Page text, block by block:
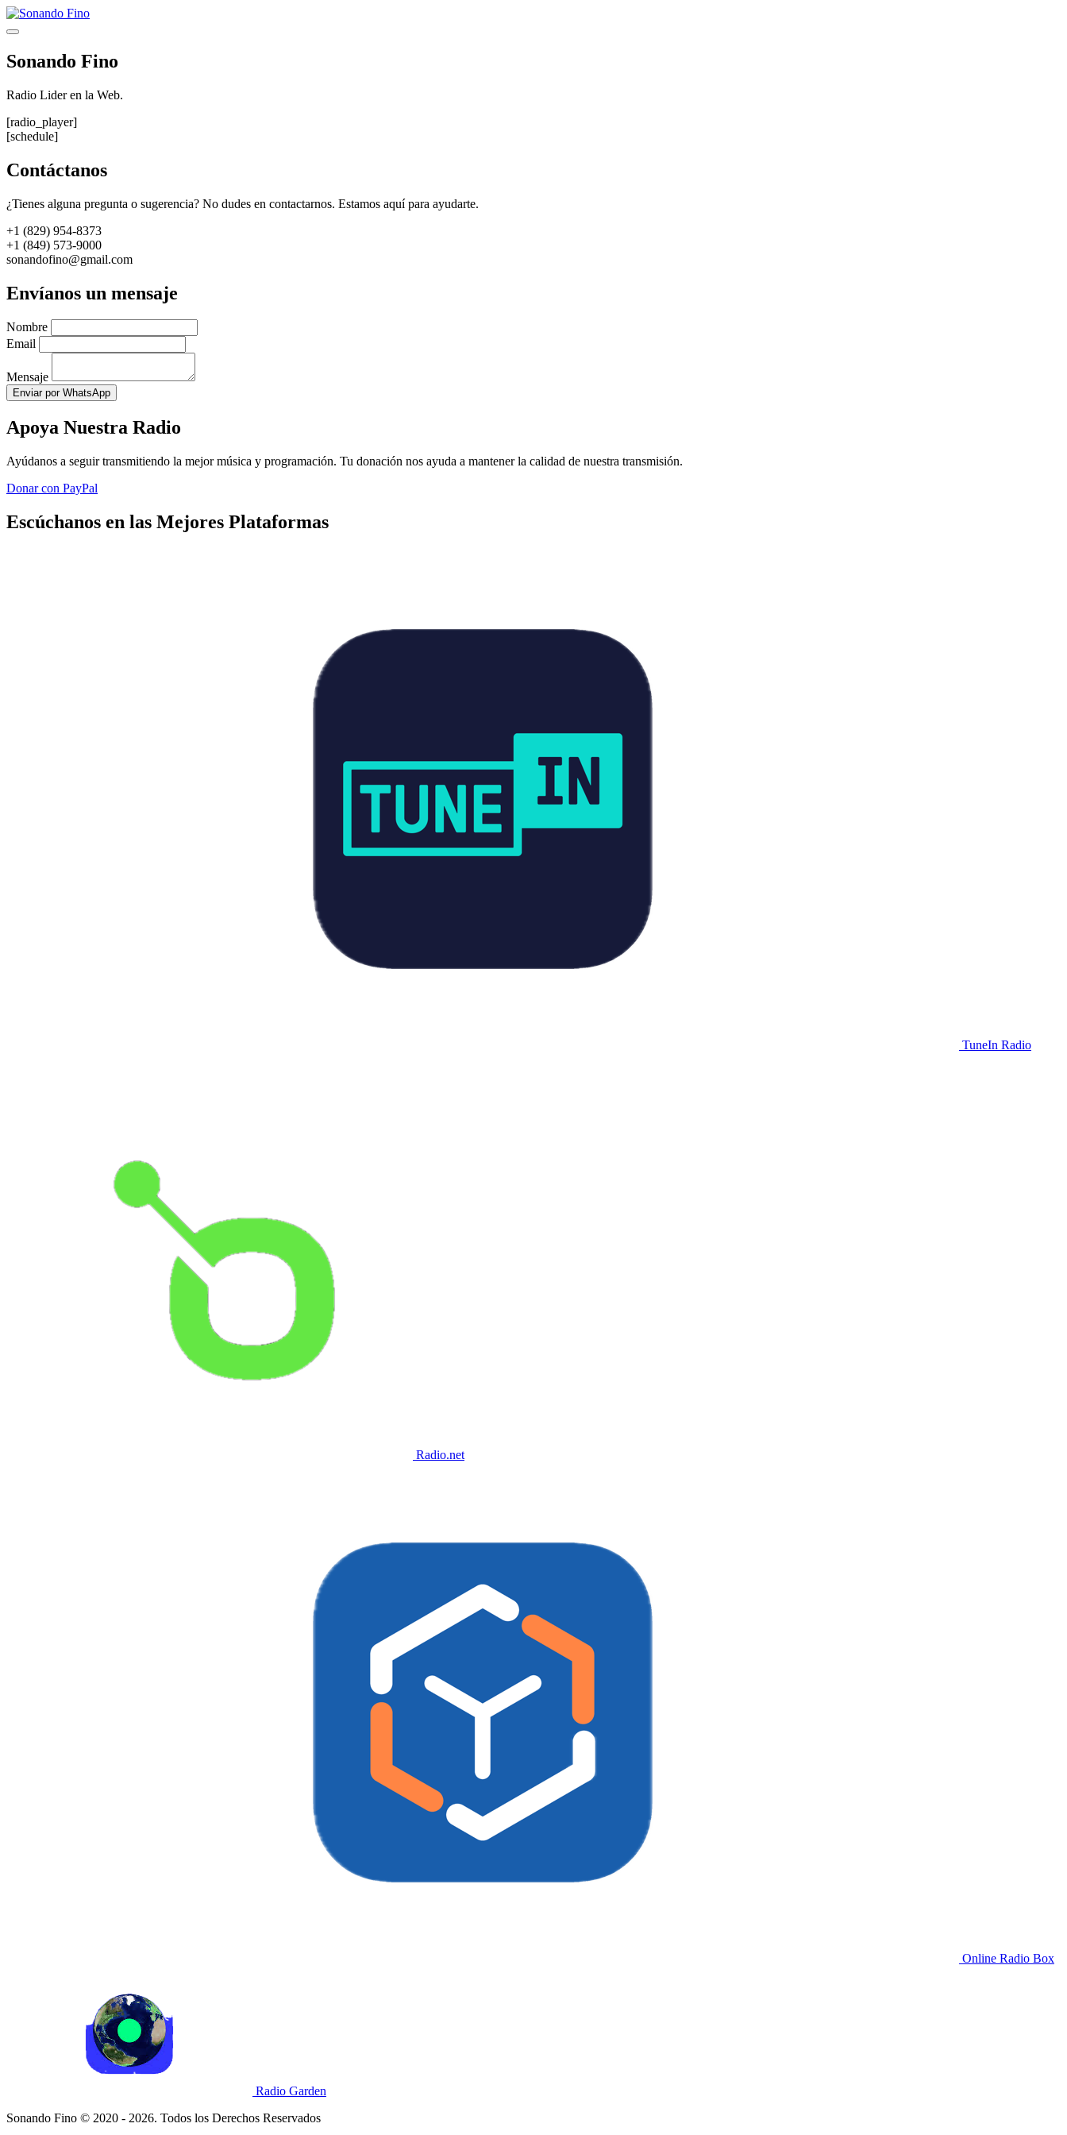
Saltar
al
Menú
Sonando Fino
Radio Lider en la Web.
[radio_player]
[schedule]
Contáctanos
¿Tienes alguna pregunta o sugerencia? No dudes en contactarnos. Estamos aquí para ayudarte.
+1 (829) 954-8373
+1 (849) 573-9000
sonandofino@gmail.com
Envíanos un mensaje
Nombre
Email
Mensaje
Enviar por WhatsApp
Apoya Nuestra Radio
Ayúdanos a seguir transmitiendo la mejor música y programación. Tu donación nos ayuda a mantener la calidad de nuestra transmisión.
Donar con PayPal
Escúchanos en las Mejores Plataformas
TuneIn Radio
Radio.net
Online Radio Box
Radio Garden
Sonando Fino © 2020 - 2026. Todos los Derechos Reservados